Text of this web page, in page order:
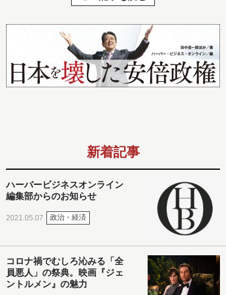
新着記事
ハーバービジネスオンライン
編集部からのお知らせ
2021.05.07 政治・経済
コロナ禍でむしろ沁みる「全
員悪人」の祭典。映画『ジェ
ントルメン』の魅力